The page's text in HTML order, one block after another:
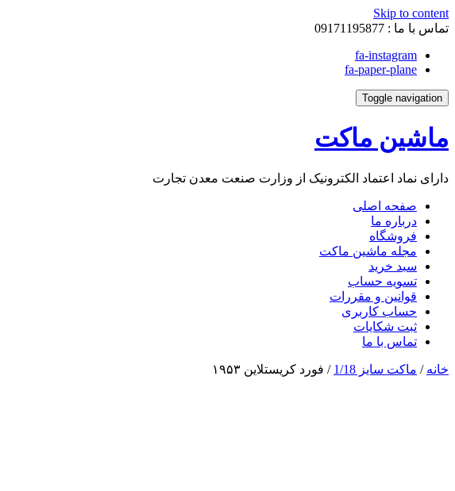
Skip to content
تماس با ما : 09171195877
fa-instagram
fa-paper-plane
Toggle navigation
ماشین ماکت
دارای نماد اعتماد الکترونیک از وزارت صنعت معدن تجارت
صفحه اصلی
درباره ما
فروشگاه
مجله ماشین ماکت
سبد خرید
تسویه حساب
قوانین و مقررات
حساب کاربری
ثبت شکایات
تماس با ما
خانه / ماکت سایز 1/18 / فورد کریستلاین ۱۹۵۳